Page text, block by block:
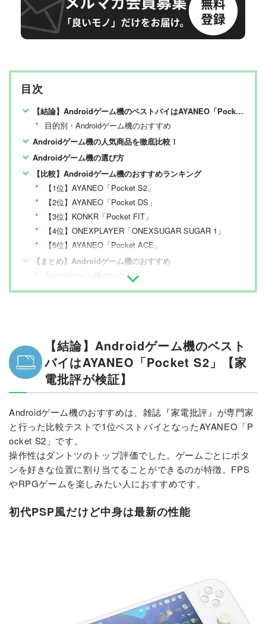
『家電批評』は2009年11月創刊の月刊誌で、毎月3日に
発行している雑誌および家電専門情報を提供するWEBメ
ディア。あらゆる家電製品にまつわる「ユーザーが気に
なっていること」を深く掘り下げ、専門家や自社検証機
れることなく製品の本質的な性能を見極め、その良し悪
目次
【結論】Androidゲーム機のベストバイはAYANEO「Pocket S2」【家電批評が検証】
目的別・Androidゲーム機のおすすめ
Androidゲーム機の人気商品を徹底比較！
Androidゲーム機の選び方
【比較】Androidゲーム機のおすすめランキング
【1位】AYANEO「Pocket S2」
【2位】AYANEO「Pocket DS」
【3位】KONKR「Pocket FIT」
【4位】ONEXPLAYER「ONEXSUGAR SUGAR 1」
【5位】AYANEO「Pocket ACE」
【まとめ】Androidゲーム機のおすすめ
Androidゲーム機のおすすめ
【結論】Androidゲーム機のベスト
バイはAYANEO「Pocket S2」【家
電批評が検証】
Androidゲーム機のおすすめは、雑誌『家電批評』が専門家
と行った比較テストで1位ベストバイとなったAYANEO「P
ocket S2」です。
操作性はダントツのトップ評価でした。ゲームごとにボタ
ンを好きな位置に割り当てることができるのが特徴。FPS
やRPGゲームを楽しみたい人におすすめです。
初代PSP風だけど中身は最新の性能